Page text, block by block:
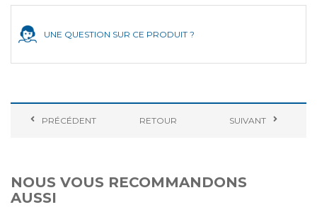
UNE QUESTION SUR CE PRODUIT ?
PRÉCÉDENT RETOUR SUIVANT
NOUS VOUS RECOMMANDONS
AUSSI